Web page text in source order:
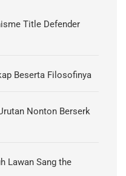
Title Defender
Beserta Filosofinya
Nonton Berserk
Lawan Sang the